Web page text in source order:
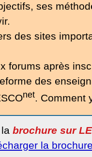
ses
des sites
forums après
des
net. Comment
brochure sur
la